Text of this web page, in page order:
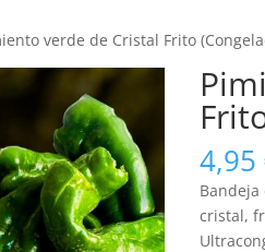
verde de Cristal Frito
4,95
Bandeja
cristal,